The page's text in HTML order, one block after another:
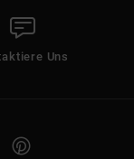
Uns